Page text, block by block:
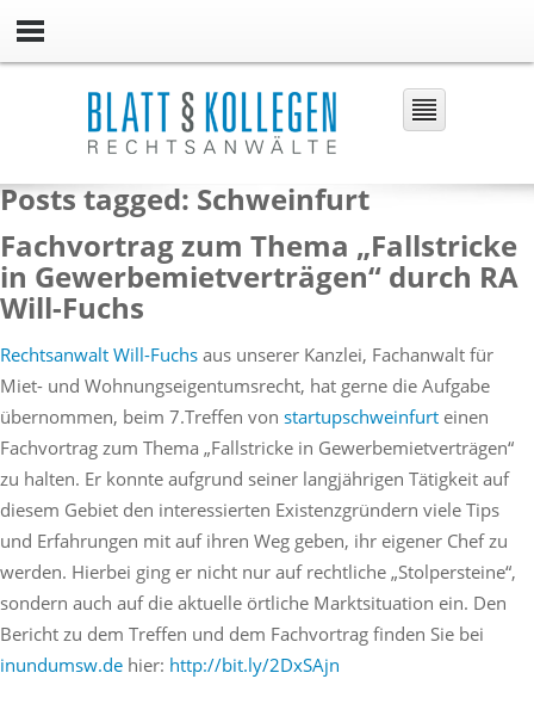
Posts tagged: Schweinfurt
Fachvortrag zum Thema „Fallstricke
in Gewerbemietverträgen“ durch RA
Will-Fuchs
Rechtsanwalt Will-Fuchs aus unserer Kanzlei, Fachanwalt für
Miet- und Wohnungseigentumsrecht, hat gerne die Aufgabe
übernommen, beim 7.Treffen von startupschweinfurt einen
Fachvortrag zum Thema „Fallstricke in Gewerbemietverträgen“
zu halten. Er konnte aufgrund seiner langjährigen Tätigkeit auf
diesem Gebiet den interessierten Existenzgründern viele Tips
und Erfahrungen mit auf ihren Weg geben, ihr eigener Chef zu
werden. Hierbei ging er nicht nur auf rechtliche „Stolpersteine“,
sondern auch auf die aktuelle örtliche Marktsituation ein. Den
Bericht zu dem Treffen und dem Fachvortrag finden Sie bei
inundumsw.de hier: http://bit.ly/2DxSAjn